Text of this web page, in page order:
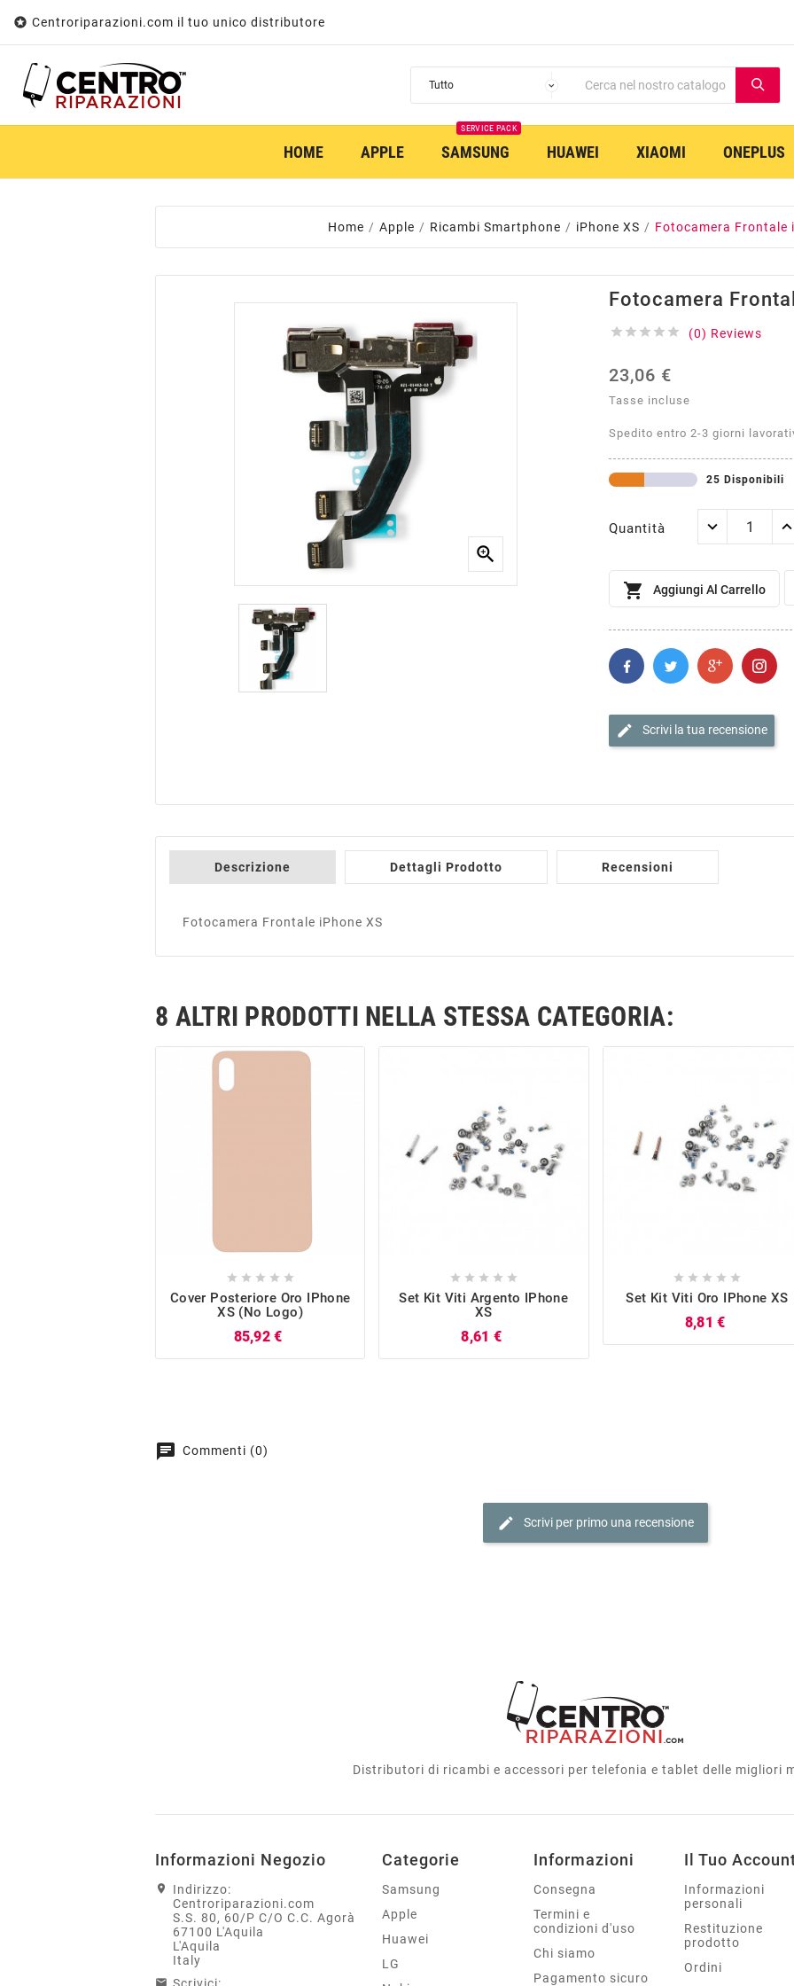
 Centroriparazioni.com il tuo unico distributore
HOME APPLE SAMSUNG
SERVICE PACK
HUAWEI XIAOMI ONEPLUS
Home Apple Ricambi Smartphone iPhone XS Fotocamera Frontale

Fotocamera
     (0) Reviews
23,06 €
Tasse incluse
Spedito entro 2-3 giorni
25 Disponibili
Quantità
 Aggiungi Al Carrello
edit Scrivi la tua recensione
Descrizione Dettagli Prodotto Recensioni
Fotocamera Frontale iPhone XS
8 ALTRI PRODOTTI NELLA STESSA CATEGORIA:
    
Cover Posteriore Oro IPhone
XS (no Logo)
85,92 €
    
Set Kit Viti Argento IPhone
XS
8,61 €
    
Set Kit Viti Oro IPhone XS
8,81 €
chat Commenti (0)
edit Scrivi per primo una recensione
Distributori di ricambi e accessori per telefonia e tablet delle migliori
Informazioni Negozio
Indirizzo:
Centroriparazioni.com
S.S. 80, 60/P C/O C.C. Agorà
67100 L'Aquila
L'Aquila
Italy
Categorie
Samsung
Apple
Huawei
LG
Informazioni
Consegna
Termini e
condizioni d'uso
Chi siamo
Pagamento sicuro
Il Tuo
Informazioni
personali
Restituzione
prodotto
Ordini